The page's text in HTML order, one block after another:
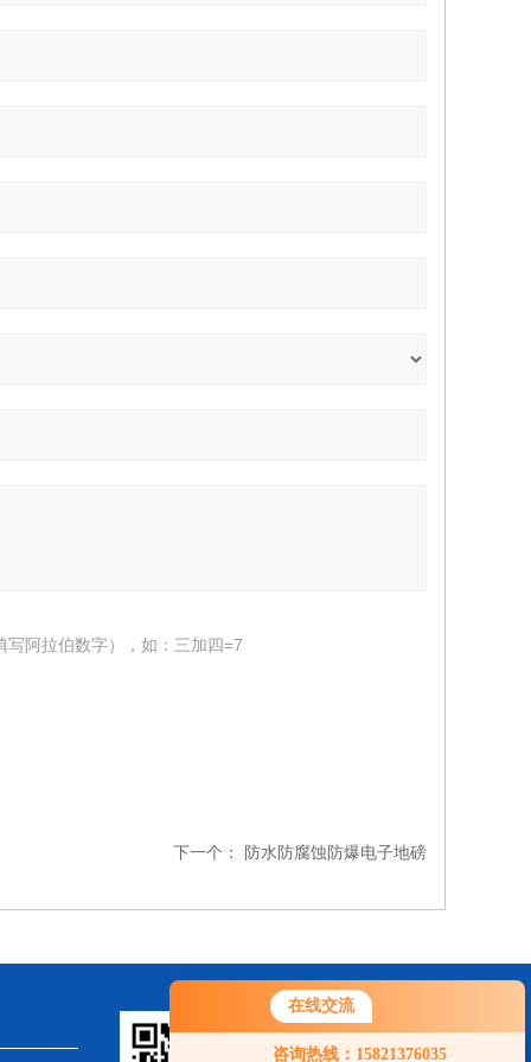
在线交流
咨询热线：15821376035
您好！欢迎前来咨询，很高兴为您
写阿拉伯数字），如：三加四=7
下一个： 防水防腐蚀防爆电子地磅